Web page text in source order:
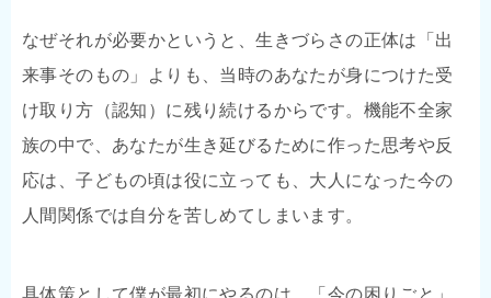
なぜそれが必要かというと、生きづらさの正体は「出
来事そのもの」よりも、当時のあなたが身につけた受
け取り方（認知）に残り続けるからです。機能不全家
族の中で、あなたが生き延びるために作った思考や反
応は、子どもの頃は役に立っても、大人になった今の
人間関係では自分を苦しめてしまいます。
具体策として僕が最初にやるのは、「今の困りごと」